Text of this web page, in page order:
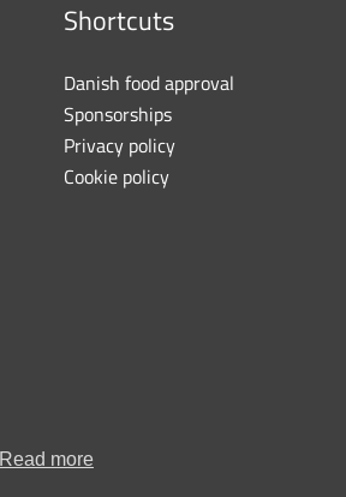
Read more
Shortcuts
Danish food approval
Sponsorships
Privacy policy
Cookie policy